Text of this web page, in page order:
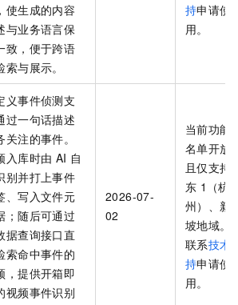
使生成的内容
与业务语言保
致，便于跨语
索与展示。
持申请使
用。
义事件侦测支
过一句话描述
关注的事件。
入库时由 AI 自
别并打上事件
、写入文件元
；随后可通过
据查询接口直
索命中事件的
，提供开箱即
视频事件识别
2026-07-
02
当前功能
名单开放
且仅支持
东 1（杭
州）、新
坡地域。
联系技术
持申请使
用。